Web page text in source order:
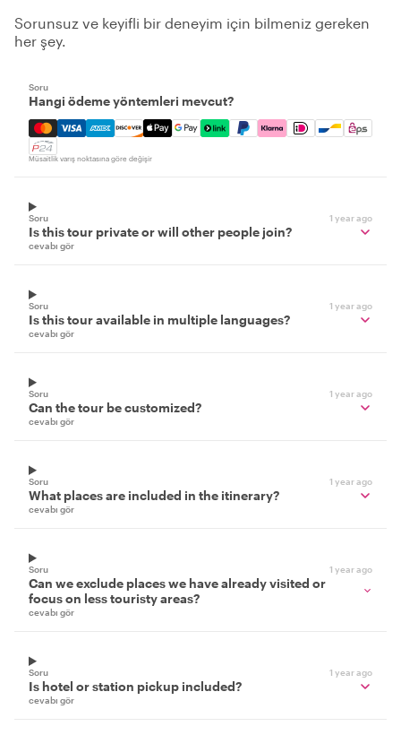
Sorunsuz ve keyifli bir deneyim için bilmeniz gereken
her şey.
Soru
Hangi ödeme yöntemleri mevcut?
Mastercard, Visa, Amex, Discover, Apple Pay, Google
Müsaitlik varış noktasına göre değişir
Soru 1 year ago
Is this tour private or will other people join?
cevabı gör
Soru 1 year ago
Is this tour available in multiple languages?
cevabı gör
Soru 1 year ago
Can the tour be customized?
cevabı gör
Soru 1 year ago
What places are included in the itinerary?
cevabı gör
Soru 1 year ago
Can we exclude places we have already visited or
focus on less touristy areas?
cevabı gör
Soru 1 year ago
Is hotel or station pickup included?
cevabı gör